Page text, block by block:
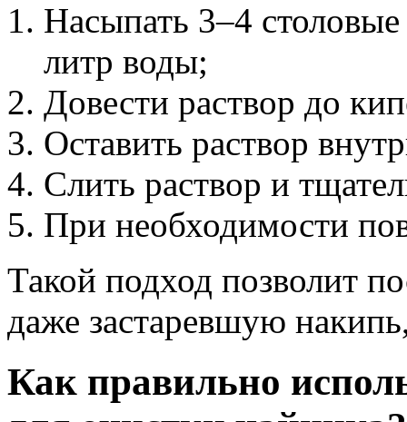
Насыпать 3–4
литр воды;
Довести раствор до
Оставить раствор
Слить раствор и
При необходимости
Такой подход позволит
даже застаревшую
Как правильно